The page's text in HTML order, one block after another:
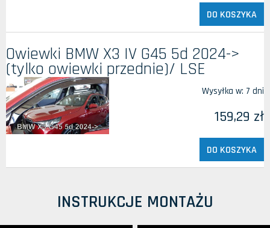
DO KOSZYKA
Owiewki BMW X3 IV G45 5d 2024->
(tylko owiewki przednie)/ LSE
Wysyłka w: 7 dni
159,29 zł
DO KOSZYKA
INSTRUKCJE MONTAŻU